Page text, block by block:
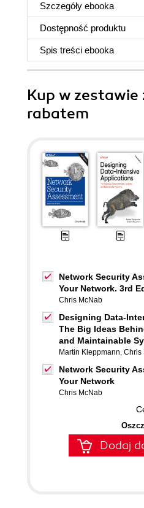
Szczegóły ebooka
Dostępność produktu
Spis treści ebooka
Kup w
rabatem
Network Security
Your Network. 3rd
Chris McNab
Designing Data-
The Big Ideas
and Maintainable
Martin Kleppmann, Chris
Network Security
Your Network
Chris McNab
Dodaj